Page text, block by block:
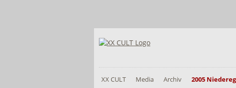
XX CULT Media Archiv 2005